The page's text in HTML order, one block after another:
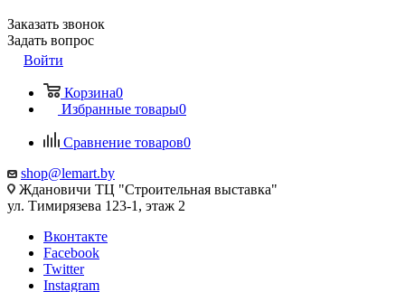
Заказать звонок
Задать вопрос
Войти
Корзина0
Избранные товары0
Сравнение товаров0
shop@lemart.by
Ждановичи ТЦ "Строительная выставка"
ул. Тимирязева 123-1, этаж 2
Вконтакте
Facebook
Twitter
Instagram